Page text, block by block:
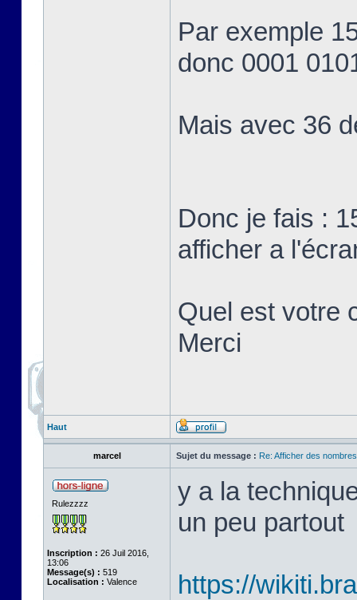
Par exemple
donc 0001
Mais avec 36
Donc je fais :
afficher a
Quel est votre
Merci
Haut
marcel Sujet du message : Re: Afficher des
Rulezzzz
Inscription : 26 Juil 2016,
13:06
Message(s) : 519
Localisation : Valence
y a la
un peu partout
https://